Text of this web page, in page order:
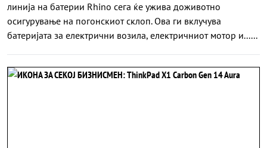
линија на батерии Rhino сега ќе ужива доживотно
осигурување на погонскиот склоп. Ова ги вклучува
батеријата за електрични возила, електричниот мотор и......